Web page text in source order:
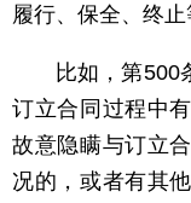
履行、保全、终止
比如，第500条
订立合同过程中
故意隐瞒与订立
况的，或者有其